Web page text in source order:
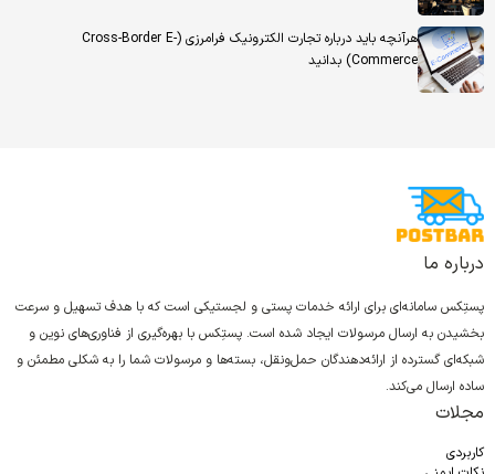
هرآنچه باید درباره تجارت الکترونیک فرامرزی (Cross-Border E-
Commerce) بدانید
درباره ما
پستِکس سامانه‌ای برای ارائه خدمات پستی و لجستیکی است که با هدف تسهیل و سرعت
بخشیدن به ارسال مرسولات ایجاد شده است. پستِکس با بهره‌گیری از فناوری‌های نوین و
شبکه‌ای گسترده از ارائه‌دهندگان حمل‌ونقل، بسته‌ها و مرسولات شما را به شکلی مطمئن و
ساده ارسال می‌کند.
مجلات
کاربردی